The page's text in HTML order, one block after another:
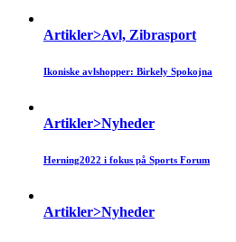
Artikler>Avl, Zibrasport
Ikoniske avlshopper: Birkely Spokojna
Artikler>Nyheder
Herning2022 i fokus på Sports Forum
Artikler>Nyheder